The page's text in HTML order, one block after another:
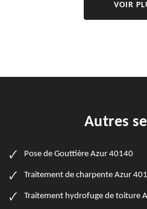
VOIR
Autres
Pose de Gouttière Azur 40140
Traitement de charpente Azur
Traitement hydrofuge de toiture